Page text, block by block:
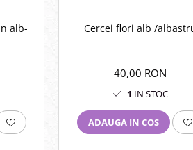
Cercei flori alb /
40,00 RON
1 IN STOC
ADAUGA IN COS